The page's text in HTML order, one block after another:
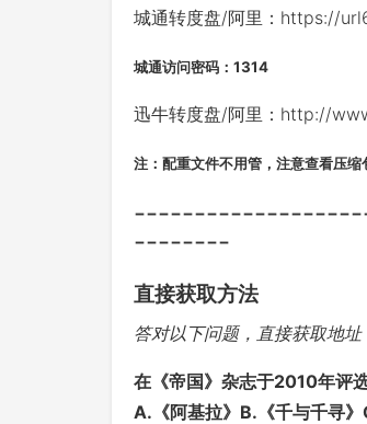
城通转度盘/阿里：https://
城通访问密码：1314
迅牛转度盘/阿里：http://
注：配重文件不用管，注意查看压
--------
直接获取方法
答对以下问题，直接获取地址
在《帝国》杂志于2010年评
A.《阿基拉》B.《千与千寻》